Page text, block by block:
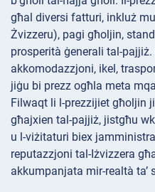
għal diversi fatturi, inkluż
Żvizzeru), pagi għoljin,
prosperità ġenerali tal-
akkomodazzjoni, ikel,
jiġu bi prezz ogħla meta
Filwaqt li l-prezzijiet għoljin
għajxien tal-pajjiż, jistgħu
u l-viżitaturi biex
reputazzjoni tal-Iżvizzera
akkumpanjata mir-realtà ta’